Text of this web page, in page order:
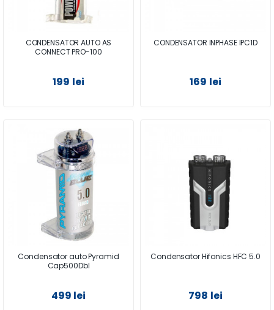
CONDENSATOR AUTO AS
CONNECT PRO-100
199 lei
CONDENSATOR INPHASE IPC1D
169 lei
Condensator auto Pyramid
Cap500Dbl
499 lei
Condensator Hifonics HFC 5.0
798 lei